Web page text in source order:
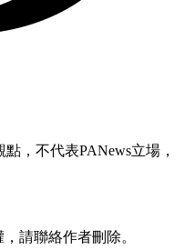
，不代表PANews立場，
請聯絡作者刪除。